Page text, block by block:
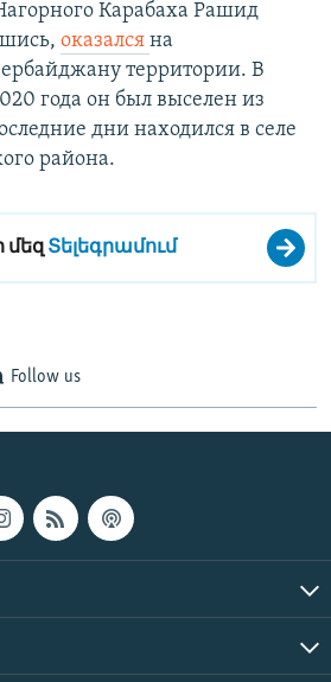
Карабаха Рашид
оказался на
территории. В
года он был выселен из
дни находился в селе
района.
մեզ Տելեգրամում
Follow us